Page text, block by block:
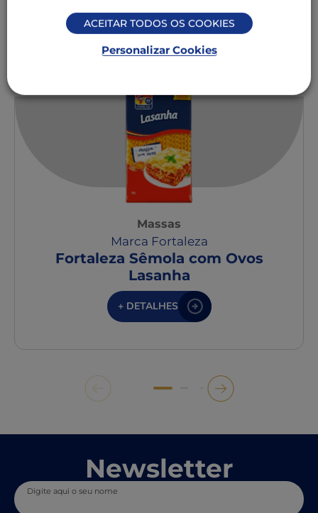
Outros Produtos de Massas
Massas
Marca Fortaleza
Fortaleza Sêmola com Ovos
Lasanha
+ DETALHES
Newsletter
Digite aqui o seu nome
ACEITAR TODOS OS COOKIES
Personalizar Cookies